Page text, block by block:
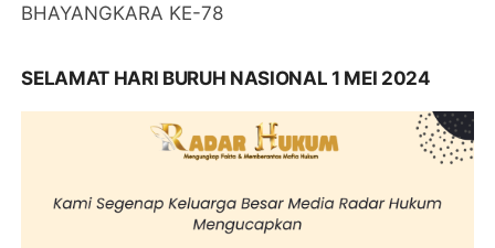
BHAYANGKARA KE-78
SELAMAT HARI BURUH NASIONAL 1 MEI 2024